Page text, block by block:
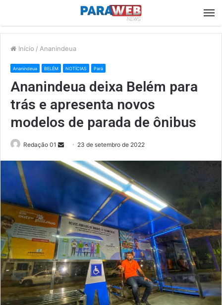
Início / Ananindeua
Ananindeua BELÉM NOTÍCIAS Pará
Ananindeua deixa Belém para
trás e apresenta novos
modelos de parada de ônibus
Redação 01
Send
email
23 de setembro de 2022